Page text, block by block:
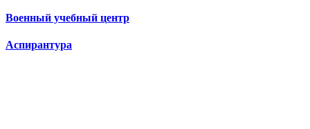
Военный учебный центр
Аспирантура